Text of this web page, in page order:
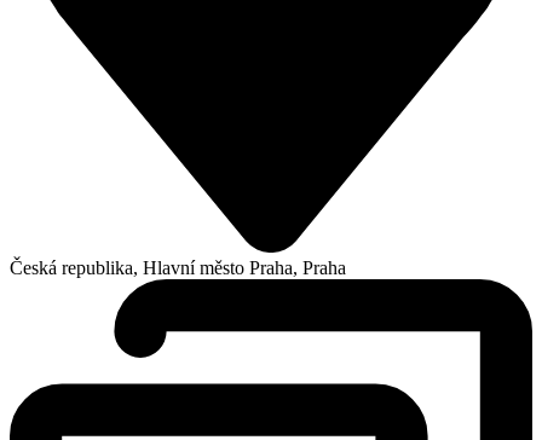
Česká republika, Hlavní město Praha, Praha